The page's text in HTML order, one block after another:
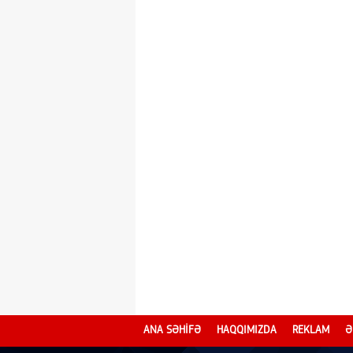
ANA SƏHİFƏ HAQQIMIZDA REKLAM